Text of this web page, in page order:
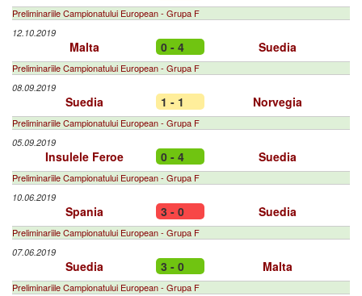
Preliminariile Campionatului European - Grupa F
12.10.2019
Malta 0 - 4 Suedia
Preliminariile Campionatului European - Grupa F
08.09.2019
Suedia 1 - 1 Norvegia
Preliminariile Campionatului European - Grupa F
05.09.2019
Insulele Feroe 0 - 4 Suedia
Preliminariile Campionatului European - Grupa F
10.06.2019
Spania 3 - 0 Suedia
Preliminariile Campionatului European - Grupa F
07.06.2019
Suedia 3 - 0 Malta
Preliminariile Campionatului European - Grupa F